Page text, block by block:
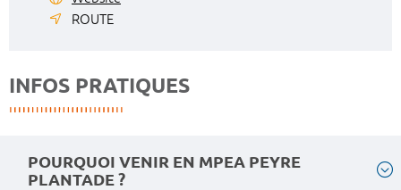
ROUTE
INFOS PRATIQUES
POURQUOI VENIR EN MPEA PEYRE
PLANTADE ?